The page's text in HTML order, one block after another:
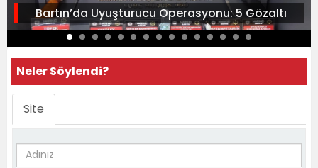
Bartın’da Uyuşturucu Operasyonu: 5 Gözaltı
Neler Söylendi?
Site